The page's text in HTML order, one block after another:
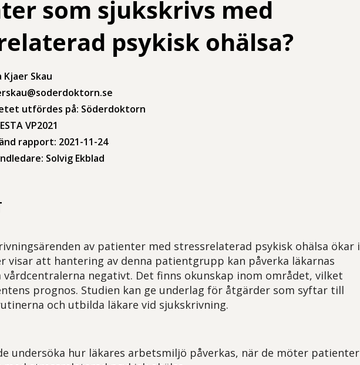
som sjukskrivs med
psykisk ohälsa?
Skau
utfördes på: Söderdoktorn
VP2021
rapport: 2021-11-24
Solvig Ekblad
av patienter med stressrelaterad psykisk ohälsa ökar i
visar att hantering av denna patientgrupp kan påverka läkarnas
negativt. Det finns okunskap inom området, vilket
prognos. Studien kan ge underlag för åtgärder som syftar till
och utbilda läkare vid sjukskrivning.
undersöka hur läkares arbetsmiljö påverkas, när de möter patienter